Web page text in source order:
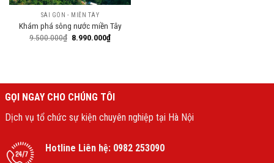
SÀI GÒN - MIỀN TÂY
Khám phá sông nước miền Tây
9.500.000₫ 8.990.000₫
GỌI NGAY CHO CHÚNG TÔI
Dịch vụ tổ chức sự kiện chuyên nghiệp tại Hà Nội
Hotline Liên hệ: 0982 253090